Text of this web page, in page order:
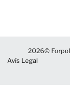
2026© Forpol
Avís Legal